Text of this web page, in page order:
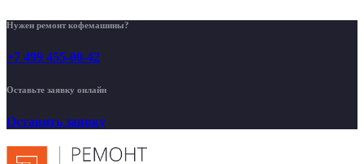
Нужен ремонт кофемашины?
+7 499 455-00-42
Оставьте заявку онлайн
Оставить заявку